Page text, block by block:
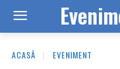
ACASĂ EVENIMENT